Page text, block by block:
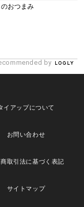
おつまみ
by
イアップについて
お問い合わせ
取引法に基づく表記
サイトマップ